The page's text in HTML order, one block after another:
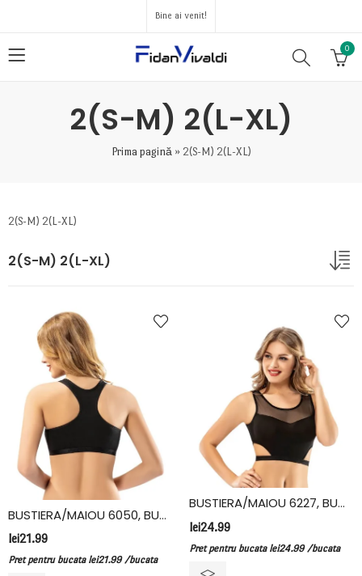
Bine ai venit!
0
2(S-M) 2(L-XL)
Prima pagină» 2(S-M) 2(L-XL)
2(S-M) 2(L-XL)
2(S-M) 2(L-XL)
BUSTIERA/MAIOU 6050, BUMBAC/ELASTAN, KOTA
lei21.99
Pret pentru bucata lei21.99 /bucata
BUSTIERA/MAIOU 6227, BUMBAC/ELASTAN, KOTA
lei24.99
Pret pentru bucata lei24.99 /bucata